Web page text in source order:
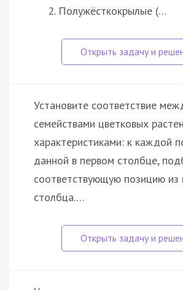
Полужёсткокрылые (…
Установите соответствие
семействами цветковых
характеристиками: к каждой
данной в первом столбце,
соответствующую позицию из
столбца.…